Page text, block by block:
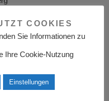
COOKIES
Sie Informationen zu
Ihre Cookie-Nutzung
Einstellungen